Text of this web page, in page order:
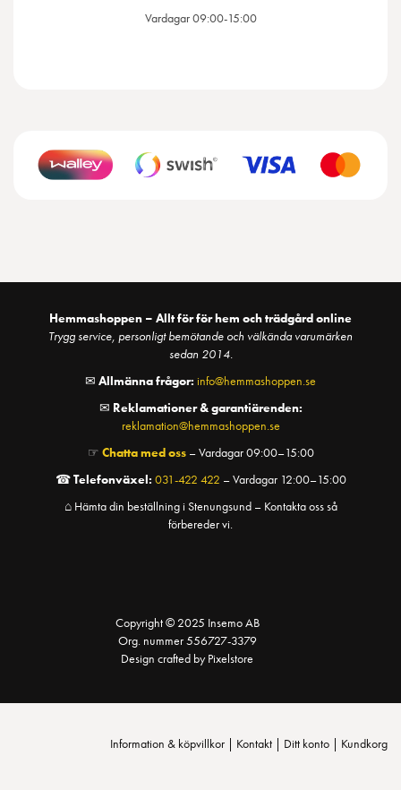
Vardagar 09:00-15:00
Hemmashoppen – Allt för för hem och trädgård online
Trygg service, personligt bemötande och välkända varumärken
sedan 2014.
✉ Allmänna frågor: info@hemmashoppen.se
✉ Reklamationer & garantiärenden:
reklamation@hemmashoppen.se
☞ Chatta med oss– Vardagar 09:00–15:00
☎Telefonväxel: 031-422 422 – Vardagar 12:00–15:00
⌂ Hämta din beställning i Stenungsund – Kontakta oss så
förbereder vi.
Copyright © 2025 Insemo AB
Org. nummer 556727-3379
Design crafted by Pixelstore
Information & köpvillkor | Kontakt | Ditt konto | Kundkorg